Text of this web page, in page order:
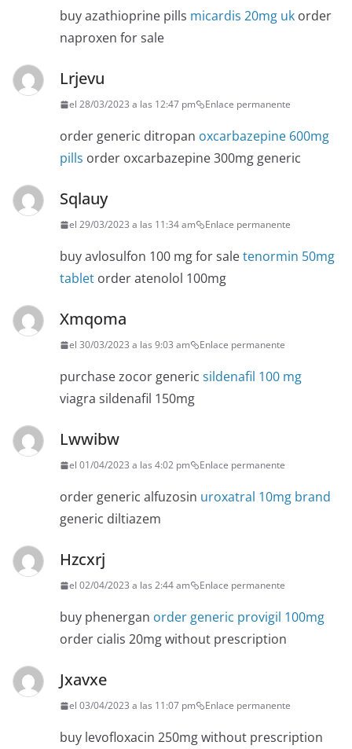
buy azathioprine pills micardis 20mg uk order
naproxen for sale
Lrjevu
el 28/03/2023 a las 12:47 pm Enlace permanente
order generic ditropan oxcarbazepine 600mg
pills order oxcarbazepine 300mg generic
Sqlauy
el 29/03/2023 a las 11:34 am Enlace permanente
buy avlosulfon 100 mg for saletenormin 50mg
tablet order atenolol 100mg
Xmqoma
el 30/03/2023 a las 9:03 am Enlace permanente
purchase zocor generic sildenafil 100 mg
viagra sildenafil 150mg
Lwwibw
el 01/04/2023 a las 4:02 pm Enlace permanente
order generic alfuzosin uroxatral 10mg brand
generic diltiazem
Hzcxrj
el 02/04/2023 a las 2:44 am Enlace permanente
buy phenergan order generic provigil 100mg
order cialis 20mg without prescription
Jxavxe
el 03/04/2023 a las 11:07 pm Enlace permanente
buy levofloxacin 250mg without prescription